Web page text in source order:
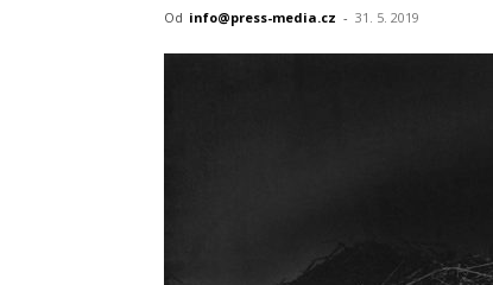
Od info@press-media.cz - 31. 5. 2019